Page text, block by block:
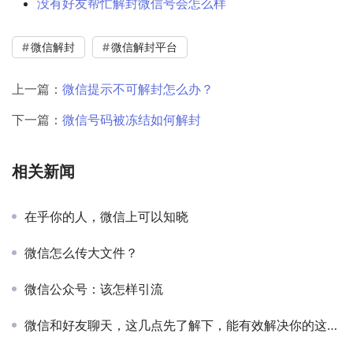
微信解封 微信解封平台
上一篇： 微信提示不可解封怎么办？
下一篇： 微信号码被冻结如何解封
相关新闻
在乎你的人，微信上可以知晓
微信怎么传大文件？
微信公众号：该怎样引流
微信和好友聊天，这几点先了解下，能有效解决你的这些难题